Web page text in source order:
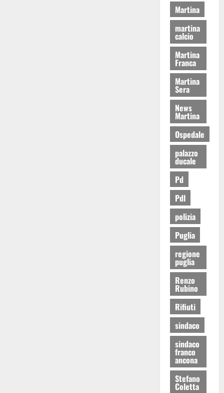
Martina
martina
calcio
Martina
Franca
Martina
Sera
News
Martina
Ospedale
palazzo
ducale
Pd
Pdl
polizia
Puglia
regione
puglia
Renzo
Rubino
Rifiuti
sindaco
sindaco
franco
ancona
Stefano
Coletta